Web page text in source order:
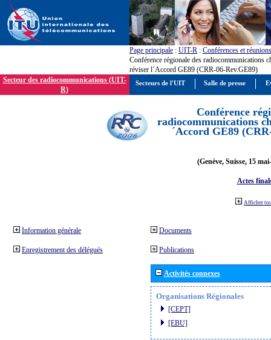
Page principale : UIT-R : Conférences et réunions
Conférence régionale des radiocommunications
réviser l´Accord GE89 (CRR-06-Rev.GE89)
Secteur des radiocommunications (UIT-
R)
Conférence
radiocommunications
´Accord GE89
(Genève, Suisse, 15
Actes
Afficher
Information générale
Enregistrement des délégués
Documents
Publications
Activités connexes
Organisations Régionales
[CEPT]
[EBU]
Secteurs de l'UIT Salle de presse